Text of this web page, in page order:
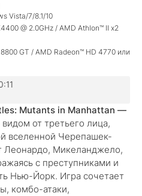
Vista/7/8.1/10
@ 2.0GHz / AMD Athlon™ II x2
GT / AMD Radeon™ HD 4770 или
Mutants in Manhattan —
от третьего лица,
вселенной Черепашек-
Леонардо, Микеланджело,
с преступниками и
Нью-Йорк. Игра сочетает
комбо-атаки,